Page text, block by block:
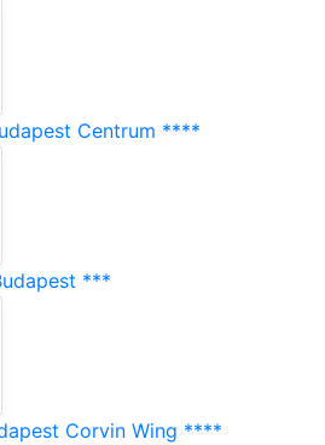
Centrum ****
***
Corvin Wing ****